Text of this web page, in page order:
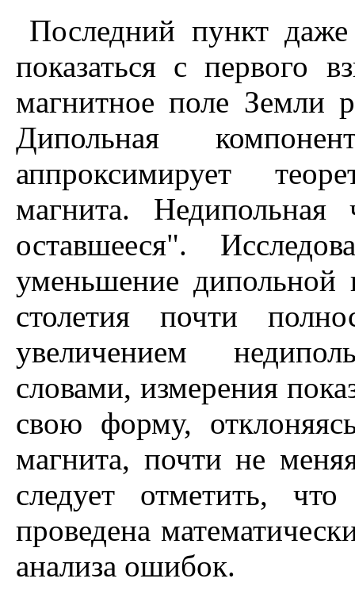
Последний пункт
показаться с первого
магнитное поле Земли
Дипольная
аппроксимирует
магнита.
оставшееся".
уменьшение дипольной
столетия почти
увеличением
словами, измерения
свою форму,
магнита, почти не
следует отметить,
проведена
анализа ошибок.